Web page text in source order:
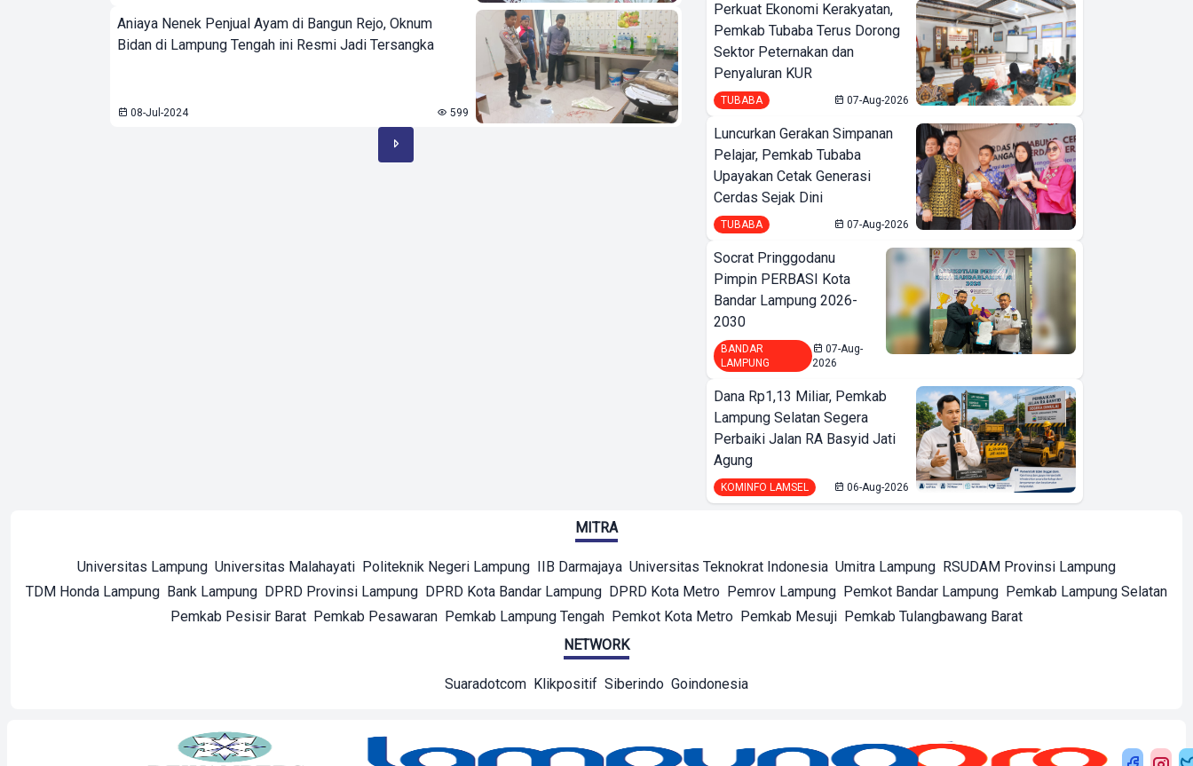
Aniaya Nenek Penjual Ayam di Bangun Rejo, Oknum
Bidan di Lampung Tengah ini Resmi Jadi Tersangka
08-Jul-2024 599
Perkuat Ekonomi Kerakyatan,
Pemkab Tubaba Terus Dorong
Sektor Peternakan dan
Penyaluran KUR
TUBABA 07-Aug-2026
Luncurkan Gerakan Simpanan
Pelajar, Pemkab Tubaba
Upayakan Cetak Generasi
Cerdas Sejak Dini
TUBABA 07-Aug-2026
Socrat Pringgodanu
Pimpin PERBASI Kota
Bandar Lampung 2026-
2030
BANDAR
LAMPUNG
07-Aug-
2026
Dana Rp1,13 Miliar, Pemkab
Lampung Selatan Segera
Perbaiki Jalan RA Basyid Jati
Agung
KOMINFO LAMSEL 06-Aug-2026
MITRA
Universitas Lampung Universitas Malahayati Politeknik Negeri Lampung IIB Darmajaya Universitas Teknokrat Indonesia Umitra Lampung RSUDAM Provinsi Lampung
TDM Honda Lampung Bank Lampung DPRD Provinsi Lampung DPRD Kota Bandar Lampung DPRD Kota Metro Pemrov Lampung Pemkot Bandar Lampung Pemkab Lampung Selatan
Pemkab Pesisir Barat Pemkab Pesawaran Pemkab Lampung Tengah Pemkot Kota Metro Pemkab Mesuji Pemkab Tulangbawang Barat
NETWORK
Suaradotcom Klikpositif Siberindo Goindonesia